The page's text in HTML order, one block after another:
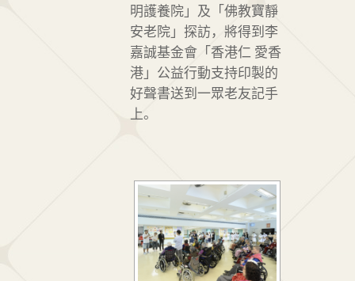
明護養院」及「佛教寶靜
安老院」探訪，將得到李
嘉誠基金會「香港仁 愛香
港」公益行動支持印製的
好聲書送到一眾老友記手
上。